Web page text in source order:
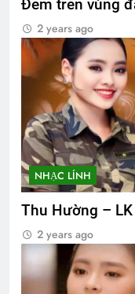
Đêm trên vùng
2 years ago
NHẠC LÍNH
Thu Hường –
2 years ago